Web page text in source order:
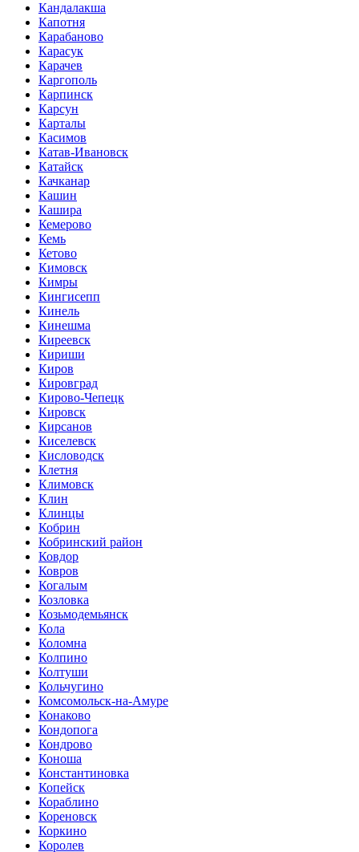
Кандалакша
Капотня
Карабаново
Карасук
Карачев
Каргополь
Карпинск
Карсун
Карталы
Касимов
Катав-Ивановск
Катайск
Качканар
Кашин
Кашира
Кемерово
Кемь
Кетово
Кимовск
Кимры
Кингисепп
Кинель
Кинешма
Киреевск
Кириши
Киров
Кировград
Кирово-Чепецк
Кировск
Кирсанов
Киселевск
Кисловодск
Клетня
Климовск
Клин
Клинцы
Кобрин
Кобринский район
Ковдор
Ковров
Когалым
Козловка
Козьмодемьянск
Кола
Коломна
Колпино
Колтуши
Кольчугино
Комсомольск-на-Амуре
Конаково
Кондопога
Кондрово
Коноша
Константиновка
Копейск
Кораблино
Кореновск
Коркино
Королев